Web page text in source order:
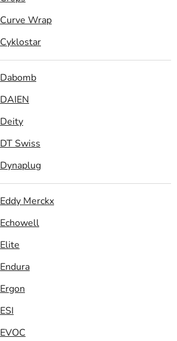
Curve Wrap
Cyklostar
Dabomb
DAIEN
Deity
DT Swiss
Dynaplug
Eddy Merckx
Echowell
Elite
Endura
Ergon
ESI
EVOC